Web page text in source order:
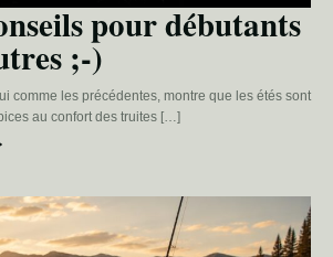
pour débutants
;-)
comme les précédentes, montre que les étés sont
au confort des truites […]